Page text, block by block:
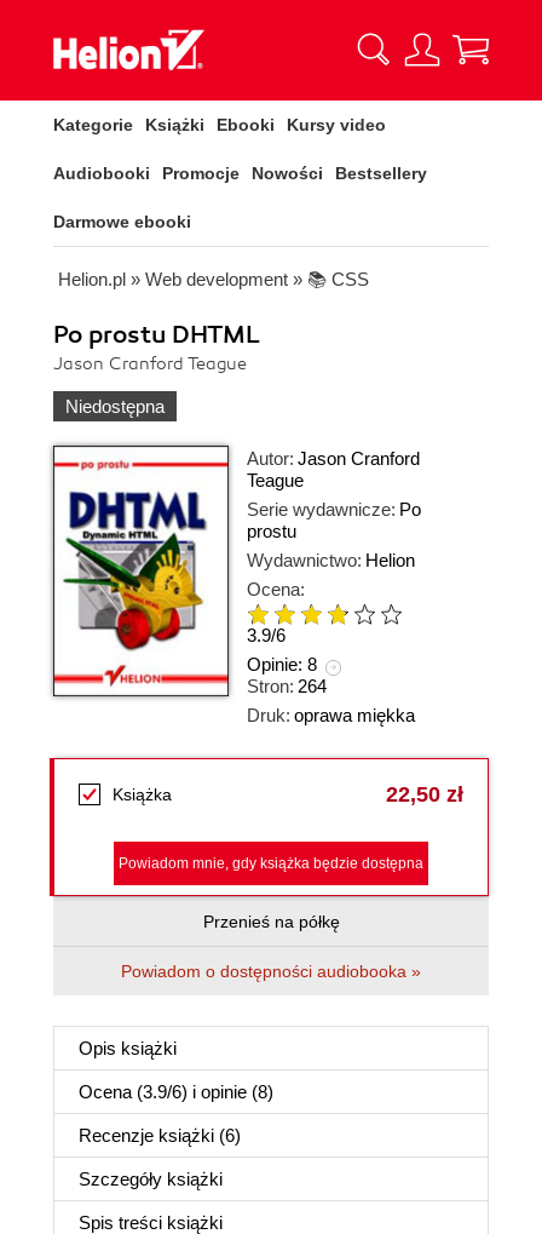
Kategorie Książki Ebooki Kursy video
Audiobooki Promocje Nowości Bestsellery
Darmowe ebooki
Helion.pl » Web development » 📚 CSS
Po prostu DHTML
Jason Cranford Teague
Niedostępna
Autor: Jason Cranford
Teague
Serie wydawnicze: Po
prostu
Wydawnictwo: Helion
Ocena:
3.9/6
Opinie: 8
Stron: 264
Druk: oprawa miękka
Książka 22,50 zł
Powiadom mnie, gdy książka będzie dostępna
Przenieś na półkę
Powiadom o dostępności audiobooka »
Opis książki
Ocena (3.9/6) i opinie (8)
Recenzje książki (6)
Szczegóły książki
Spis treści książki